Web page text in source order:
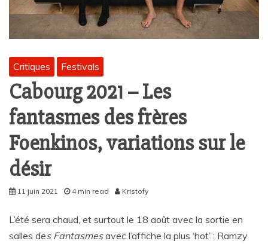
Critiques Festivals
Cabourg 2021 – Les
fantasmes des frères
Foenkinos, variations sur le
désir
11 juin 2021 4 min read Kristofy
L’été sera chaud, et surtout le 18 août avec la sortie en
salles des Fantasmesavec l’affiche la plus ‘hot’ : Ramzy